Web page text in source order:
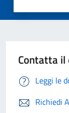
Contatta il
Leggi le
Richiedi